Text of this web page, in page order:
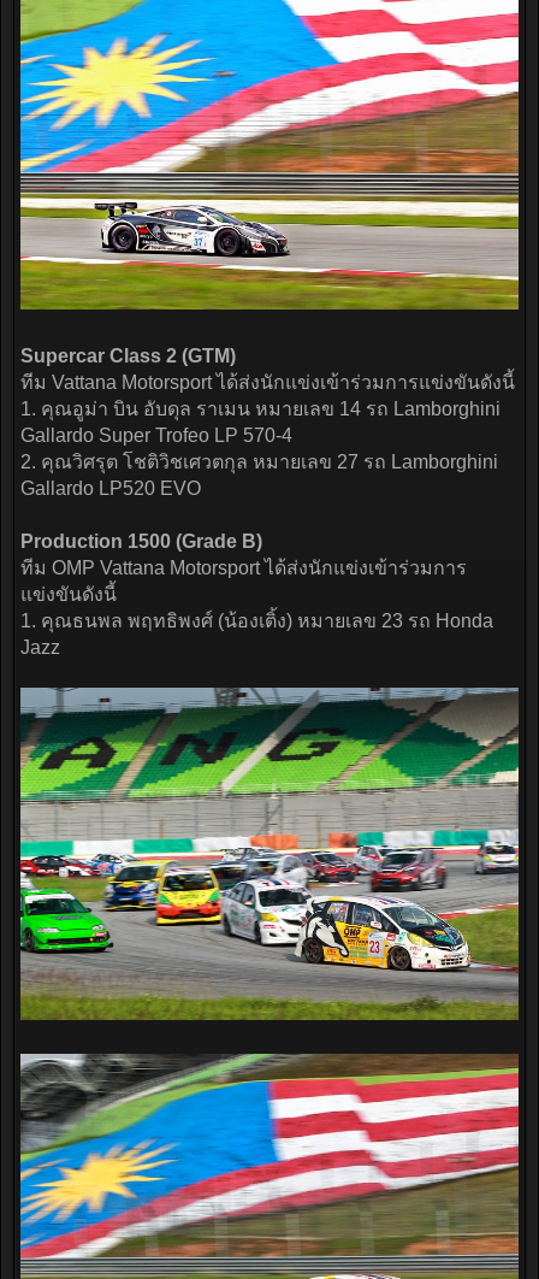
Supercar Class 2 (GTM)
ทีม Vattana Motorsport ได้ส่งนักแข่งเข้าร่วมการแข่งขันดังนี้
1. คุณอูม่า บิน อับดุล ราเมน หมายเลข 14 รถ Lamborghini
Gallardo Super Trofeo LP 570-4
2. คุณวิศรุต โชติวิชเศวตกุล หมายเลข 27 รถ Lamborghini
Gallardo LP520 EVO
Production 1500 (Grade B)
ทีม OMP Vattana Motorsport ได้ส่งนักแข่งเข้าร่วมการ
แข่งขันดังนี้
1. คุณธนพล พฤทธิพงศ์ (น้องเติ้ง) หมายเลข 23 รถ Honda
Jazz